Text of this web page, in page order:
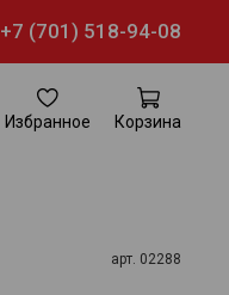
+7 (701) 518-94-08
Избранное Корзина
арт. 02288